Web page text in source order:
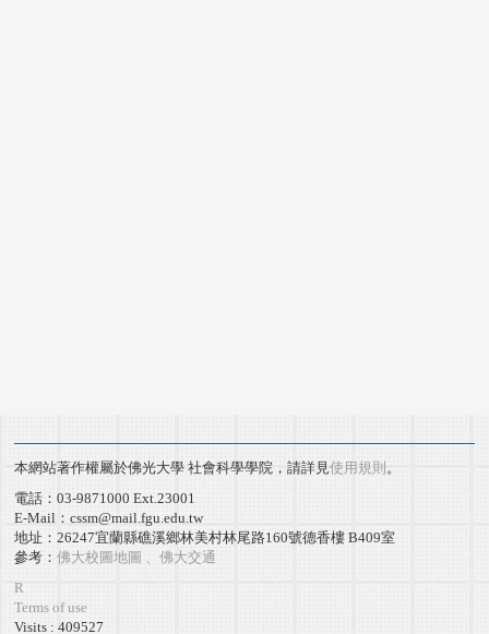
本網站著作權屬於佛光大學 社會科學學院，請詳見 使用規則 。
電話：03-9871000 Ext.23001
E-Mail：cssm@mail.fgu.edu.tw
地址：26247宜蘭縣礁溪鄉林美村林尾路160號德香樓 B409室
參考： 佛大校圖地圖 、佛大交通
R
Terms of use
Visits : 409527